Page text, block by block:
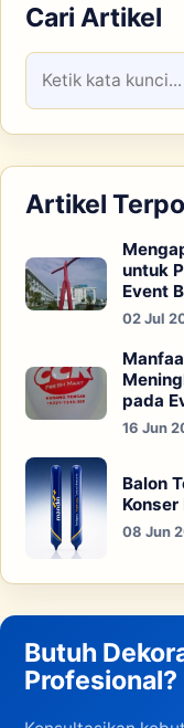
Cari Artikel
Artikel
untuk
Event
02 Jul
pada
16 Jun
Balon
08 Jun
Butuh
Profesional?